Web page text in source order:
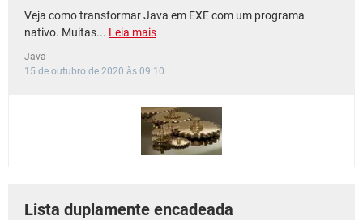
Veja como transformar Java em EXE com um programa
nativo. Muitas... Leia mais
Java
15 de outubro de 2020 às 09:10
Lista duplamente encadeada